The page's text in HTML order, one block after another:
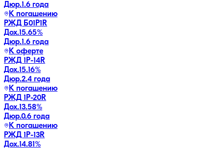
Дюр.1.6 года
К погашению
РЖД Б01P1R
Дох.15.65%
Дюр.1.6 года
К оферте
РЖД 1Р-14R
Дох.15.16%
Дюр.2.4 года
К погашению
РЖД 1Р-20R
Дох.13.58%
Дюр.0.6 года
К погашению
РЖД 1Р-13R
Дох.14.81%